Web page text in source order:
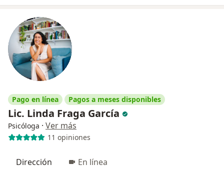
Pago en línea Pagos a meses disponibles
Lic. Linda Fraga García
Psicóloga · Ver más
11 opiniones
Dirección En línea